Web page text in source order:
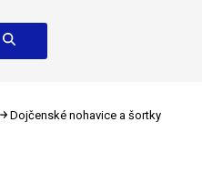
Dojčenské nohavice a šortky